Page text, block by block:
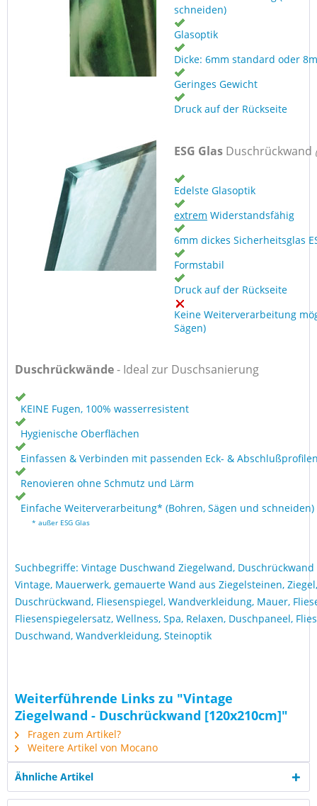
schneiden)
Glasoptik
Dicke: 6mm standard oder
Geringes Gewicht
Druck auf der Rückseite
ESG Glas Duschrückwand
Edelste Glasoptik
extrem Widerstandsfähig
6mm dickes Sicherheitsglas
Formstabil
Druck auf der Rückseite
Keine Weiterverarbeitung
Sägen)
Duschrückwände- Ideal zur Duschsanierung
KEINE Fugen, 100% wasserresistent
Hygienische Oberflächen
Einfassen & Verbinden mit passenden Eck- &
Renovieren ohne Schmutz und Lärm
Einfache Weiterverarbeitung* (Bohren, Sägen und schneiden)
* außer ESG Glas
Suchbegriffe: Vintage Duschwand Ziegelwand,
Vintage, Mauerwerk, gemauerte Wand aus Ziegelsteinen,
Duschrückwand, Fliesenspiegel, Wandverkleidung, Mauer,
Fliesenspiegelersatz, Wellness, Spa, Relaxen, Duschpaneel,
Duschwand, Wandverkleidung, Steinoptik
Weiterführende Links zu "Vintage
Ziegelwand - Duschrückwand [120x210cm]"
Fragen zum Artikel?
Weitere Artikel von Mocano
Ähnliche Artikel